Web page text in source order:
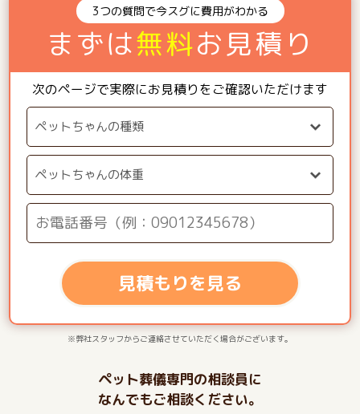
3つの質問で今スグに費用がわかる
まずは無料お見積り
次のページで実際にお見積りをご確認いただけます
見積もりを見る
※弊社スタッフからご連絡させていただく場合がございます。
ペット葬儀専門の相談員に
なんでもご相談ください。